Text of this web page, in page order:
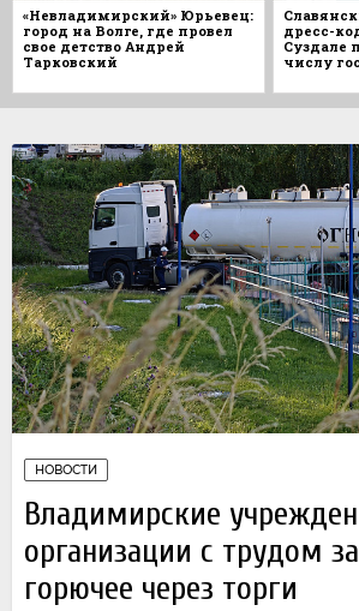
«Невладимирский» Юрьевец:
город на Волге, где провел
свое детство Андрей
Тарковский
дресс-
Суздале
числу
НОВОСТИ
Владимирские
организации с трудом
горючее через торги